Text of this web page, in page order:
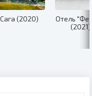
Сага (2020)
Отель
(2021)